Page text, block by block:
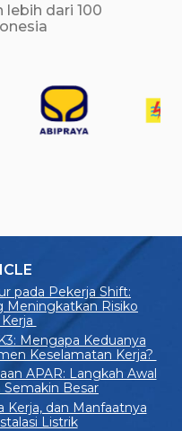
lebih dari 100
pada Pekerja Shift:
Meningkatkan Risiko
Mengapa Keduanya
Keselamatan Kerja?
APAR: Langkah Awal
Semakin Besar
Kerja, dan Manfaatnya
Listrik